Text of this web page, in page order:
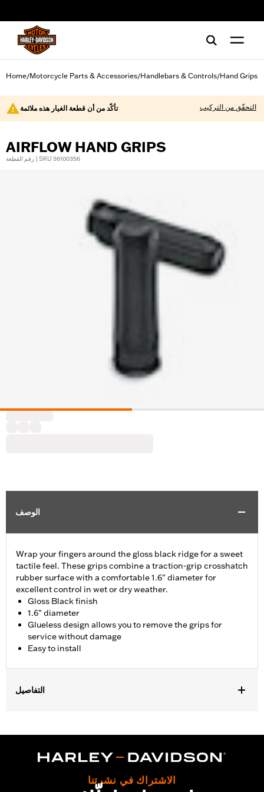
Home/Motorcycle Parts & Accessories/Handlebars & Controls/Hand Grips
تأكّد من أن قطعة الغيار هذه ملائمة التحقّق من التركيب
AIRFLOW HAND GRIPS
رقم القطعة | SKU 56100356
الوصف
Wrap your fingers around the gloss black ridge for a sweet
tactile feel. These grips combine a traction-grip crosshatch
rubber surface with a comfortable 1.6" diameter for
excellent control in wet or dry weather.
Gloss Black finish
1.6" diameter
Glueless design allows you to remove the grips for
service without damage
Easy to install
التفاصيل
Installation Instructions
الاشتراك في نشرتنا